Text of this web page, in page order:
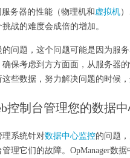
务器的性能（物理机和虚拟机）
战的难度会成倍的增加。
问题，这个问题可能是因为服
保考虑到方方面面，从服务器
些数据，努力解决问题的时候
控制台管理您的数据
理系统针对数据中心监控的问题
理它们的故障。OpManager数